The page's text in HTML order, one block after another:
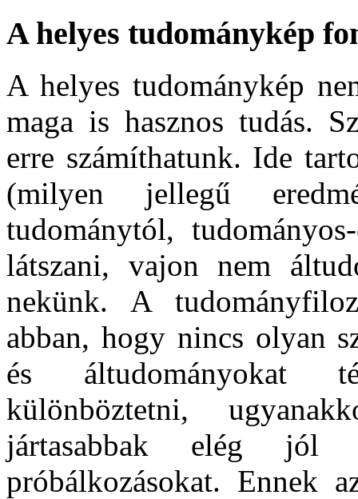
A helyes tudománykép
A helyes tudománykép
maga is hasznos tudás.
erre számíthatunk. Ide
(milyen jellegű
tudománytól,
látszani, vajon nem
nekünk. A
abban, hogy nincs olyan
és áltudományokat
különböztetni,
jártasabbak elég jól
próbálkozásokat. Ennek